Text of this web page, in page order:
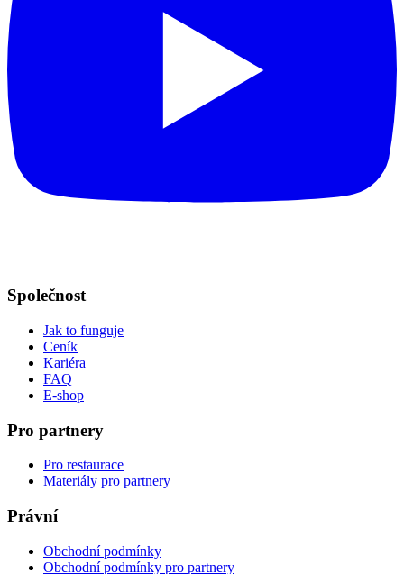
Společnost
Jak to funguje
Ceník
Kariéra
FAQ
E-shop
Pro partnery
Pro restaurace
Materiály pro partnery
Právní
Obchodní podmínky
Obchodní podmínky pro partnery